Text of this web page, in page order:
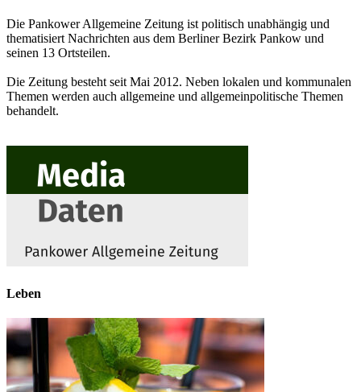
Die Pankower Allgemeine Zeitung ist politisch unabhängig und
thematisiert Nachrichten aus dem Berliner Bezirk Pankow und
seinen 13 Ortsteilen.
Die Zeitung besteht seit Mai 2012. Neben lokalen und kommunalen
Themen werden auch allgemeine und allgemeinpolitische Themen
behandelt.
Leben